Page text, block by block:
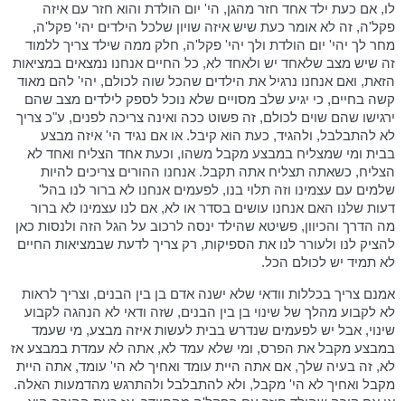
לו, אם כעת ילד אחד חזר מהגן, הי' יום הולדת והוא חזר עם איזה
פקל'ה, זה לא אומר כעת שיש איזה שויון שלכל הילדים יהי' פקל'ה,
מחר לך יהי' יום הולדת ולך יהי' פקל'ה, חלק ממה שילד צריך ללמוד
זה שיש מצב שלאחד יש ולאחד לא, כל החיים אנחנו נמצאים במציאות
הזאת, ואם אנחנו נרגיל את הילדים שהכל שוה לכולם, יהי' להם מאוד
קשה בחיים, כי יגיע שלב מסויים שלא נוכל לספק לילדים מצב שהם
ירגישו שהם שוים לכולם, זה פשוט ככה ואינה צריכה לפנים, ע"כ צריך
לא להתבלבל, ולהגיד, כעת הוא קיבל. או אם נגיד הי' איזה מבצע
בבית ומי שמצליח במבצע מקבל משהו, וכעת אחד הצליח ואחד לא
הצליח, כשאתה תצליח אתה תקבל. אנחנו ההורים צריכים להיות
שלמים עם עצמינו וזה תלוי בנו, לפעמים אנחנו לא ברור לנו בהל'
דעות שלנו האם אנחנו עושים בסדר או לא, אם לנו עצמינו לא ברור
מה הדרך והכיוון, פשיטא שהילד ינסה לרכוב על הגל הזה ולנסות כאן
להציק לנו ולעורר לנו את הספיקות, רק צריך לדעת שבמציאות החיים
לא תמיד יש לכולם הכל.
אמנם צריך בכללות וודאי שלא ישנה אדם בן בין הבנים, וצריך לראות
לא לקבוע מהלך של שינוי בן בין הבנים, שזה ודאי לא הנהגה לקבוע
שינוי, אבל יש לפעמים שנדרש בבית לעשות איזה מבצע, מי שעמד
במבצע מקבל את הפרס, ומי שלא עמד לא, אתה לא עמדת במבצע אז
לא, זה בעיה שלך, אם אתה היית עומד ואחיך לא הי' עומד, אתה היית
מקבל ואחיך לא הי' מקבל, ולא להתבלבל ולהתרגש מהדמעות האלה.